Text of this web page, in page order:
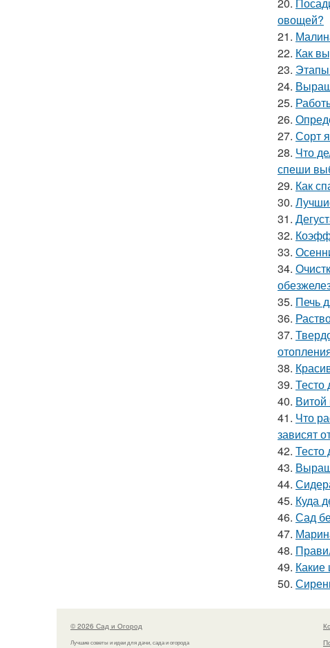
овощей?
21.
22. Как
23.
24.
25.
26.
27. Сорт
28. Что
спеши
29. Как
30.
31.
32.
33.
34.
35. Печь
36.
37.
38.
39. Тесто
40.
41. Что
зависят
42. Тесто
43.
44.
45. Куда
46. Сад
47.
48.
49.
50.
© 2026 Сад и Огород
Лучшие советы и идеи для дачи, сада и огорода